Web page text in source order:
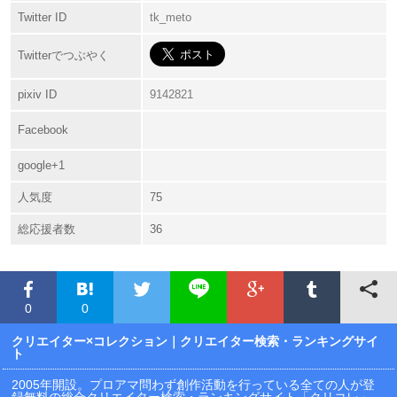
Twitter ID tk_meto
Twitterでつぶやく
pixiv ID 9142821
Facebook
google+1
人気度 75
総応援者数 36
0 0
クリエイター×コレクション ｜クリエイター検索・ランキングサイ
ト
2005年開設。プロアマ問わず創作活動を行っている全ての人が登